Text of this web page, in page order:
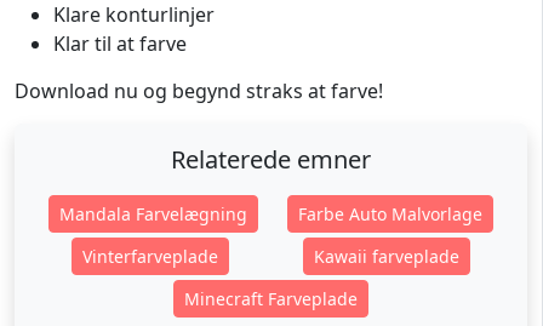
Klare konturlinjer
Klar til at farve
Download nu og begynd straks at farve!
Relaterede emner
Mandala Farvelægning
Farbe Auto Malvorlage
Vinterfarveplade
Kawaii farveplade
Minecraft Farveplade